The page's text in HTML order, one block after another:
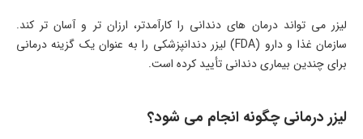
لیزر می‌ تواند درمان‌ های دندانی را کارآمدتر، ارزان تر و آسان تر کند.
سازمان غذا و دارو (FDA) لیزر دندانپزشکی را به‌ عنوان یک گزینه درمانی
برای چندین بیماری دندانی تأیید کرده است.
لیزر درمانی چگونه انجام می‌ شود؟